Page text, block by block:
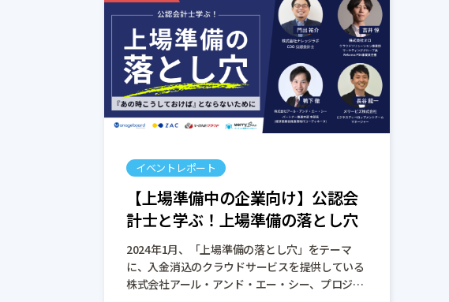
イベントレポート
【上場準備中の企業向け】公認会
計士と学ぶ！上場準備の落とし穴
2024年1月、「上場準備の落とし穴」をテーマ
に、入金消込のクラウドサービスを提供している
株式会社アール・アンド・エー・シー、プロジェ